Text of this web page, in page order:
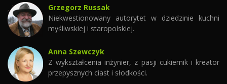
Grzegorz Russak
Niekwestionowany autorytet w dziedzinie kuchni
myśliwskiej i staropolskiej.
Anna Szewczyk
Z wykształcenia inżynier, z pasji cukiernik i kreator
przepysznych ciast i słodkości.